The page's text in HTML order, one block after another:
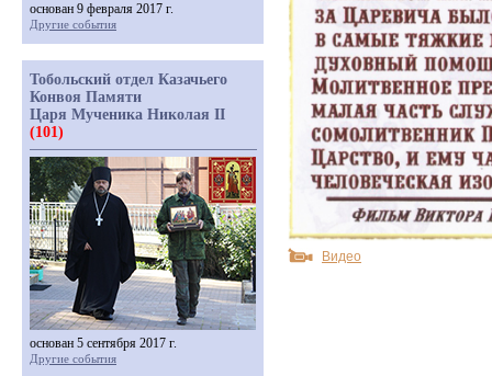
Видео
основан 9 февраля 2017 г.
Другие события
Тобольский отдел Казачьего
Конвоя Памяти
Царя Мученика Николая II
(101)
основан 5 сентября 2017 г.
Другие события